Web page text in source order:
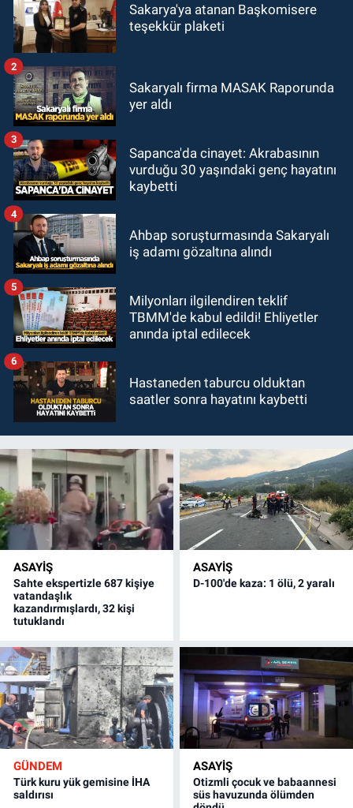
Sakarya'ya atanan Başkomisere
teşekkür plaketi
Sakaryalı firma MASAK Raporunda
yer aldı
2
Sapanca'da cinayet: Akrabasının
vurduğu 30 yaşındaki genç hayatını
kaybetti
3
Ahbap soruşturmasında Sakaryalı
iş adamı gözaltına alındı
4
Milyonları ilgilendiren teklif
TBMM'de kabul edildi! Ehliyetler
anında iptal edilecek
5
Hastaneden taburcu olduktan
saatler sonra hayatını kaybetti
6
ASAYİŞ
Sahte ekspertizle 687 kişiye
vatandaşlık
kazandırmışlardı, 32 kişi
tutuklandı
ASAYİŞ
D-100'de kaza: 1 ölü, 2 yaralı
GÜNDEM
Türk kuru yük gemisine İHA
saldırısı
ASAYİŞ
Otizmli çocuk ve babaannesi
süs havuzunda ölümden